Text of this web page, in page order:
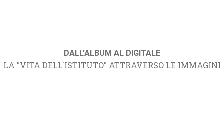
DALL'ALBUM AL DIGITALE
LA "VITA DELL'ISTITUTO" ATTRAVERSO LE IMMAGINI